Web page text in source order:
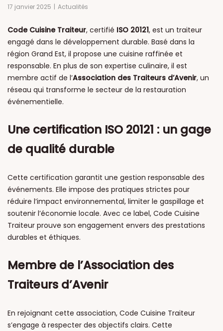
17 janvier 2025 Actualités
Code Cuisine Traiteur, certifié ISO 20121, est un traiteur
engagé dans le développement durable. Basé dans la
région Grand Est, il propose une cuisine raffinée et
responsable. En plus de son expertise culinaire, il est
membre actif de l’Association des Traiteurs d’Avenir, un
réseau qui transforme le secteur de la restauration
événementielle.
Une certification ISO 20121 : un gage
de qualité durable
Cette certification garantit une gestion responsable des
événements. Elle impose des pratiques strictes pour
réduire l’impact environnemental, limiter le gaspillage et
soutenir l’économie locale. Avec ce label, Code Cuisine
Traiteur prouve son engagement envers des prestations
durables et éthiques.
Membre de l’Association des
Traiteurs d’Avenir
En rejoignant cette association, Code Cuisine Traiteur
s’engage à respecter des objectifs clairs. Cette